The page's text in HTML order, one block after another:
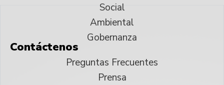
Social
Ambiental
Gobernanza
Contáctenos
Preguntas Frecuentes
Prensa